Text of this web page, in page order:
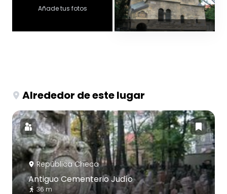
Añade tus fotos
Alrededor de este lugar
República Checa
Antiguo Cementerio Judío
36 m